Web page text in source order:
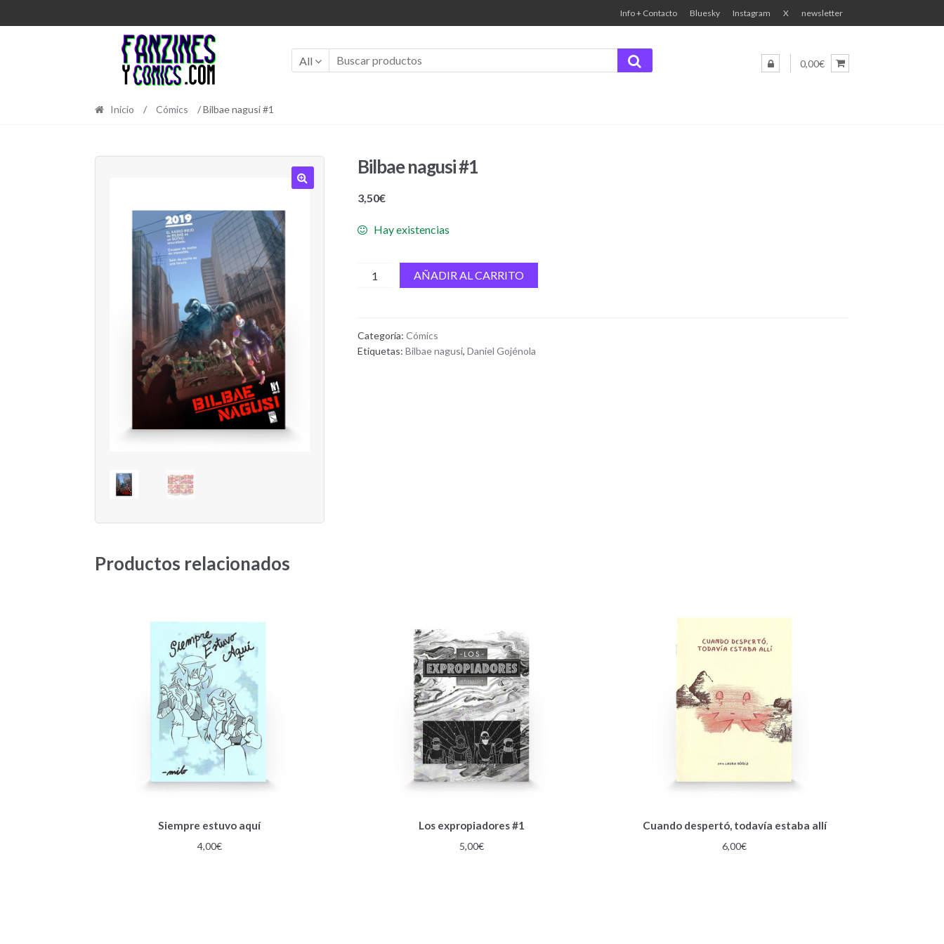
a
navegación
al
contenido
Info + Contacto Bluesky Instagram X newsletter
All 0,00€
Inicio / Cómics / Bilbae nagusi #1
Bilbae nagusi #1
3,50€
Hay existencias
Bilbae
AÑADIR AL CARRITO
Categoría: Cómics
Etiquetas: Bilbae nagusi, Daniel Gojénola
Productos relacionados
Siempre estuvo aquí
4,00€
Los expropiadores #1
5,00€
Cuando despertó, todavía estaba allí
6,00€